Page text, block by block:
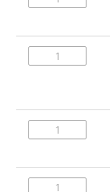
1
1
1